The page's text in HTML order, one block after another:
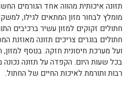
תזונה איכותית מהווה אחד הגורמים
מומלץ לבחור מזון המתאים לגילו,
חתולים זקוקים למזון עשיר ברכיבים
חתולים בוגרים צריכים תזונה מאוזנת
ועל מערכת חיסונית חזקה. בנוסף
בכל שעות היום. הקפדה על תזונה נכונה
רבות ותורמת לאיכות החיים של החתול.